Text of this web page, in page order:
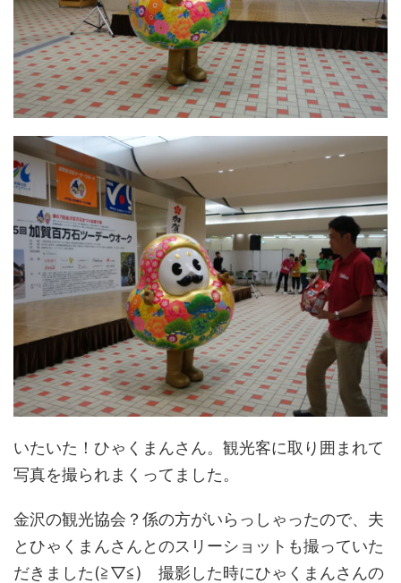
いたいた！ひゃくまんさん。観光客に取り囲まれて
写真を撮られまくってました。
金沢の観光協会？係の方がいらっしゃったので、夫
とひゃくまんさんとのスリーショットも撮っていた
だきました(≧▽≦) 撮影した時にひゃくまんさんの